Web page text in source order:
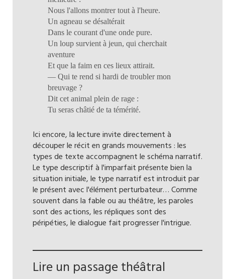
Nous l'allons montrer tout à l'heure.
Un agneau se désaltérait
Dans le courant d'une onde pure.
Un loup survient à jeun, qui cherchait
aventure
Et que la faim en ces lieux attirait.
— Qui te rend si hardi de troubler mon
breuvage ?
Dit cet animal plein de rage :
Tu seras châtié de ta témérité.
Ici encore, la lecture invite directement à
découper le récit en grands mouvements : les
types de texte accompagnent le schéma narratif.
Le type descriptif à l'imparfait présente bien la
situation initiale, le type narratif est introduit par
le présent avec l'élément perturbateur… Comme
souvent dans la fable ou au théâtre, les paroles
sont des actions, les répliques sont des
péripéties, le dialogue fait progresser l'intrigue.
Lire un passage théâtral